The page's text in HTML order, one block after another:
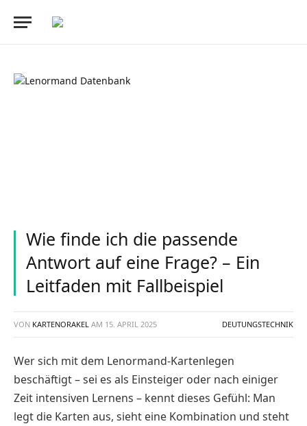
Wie finde ich die passende
Antwort auf eine Frage? – Ein
Leitfaden mit Fallbeispiel
VON KARTENORAKEL AM 15. APRIL 2025 DEUTUNGSTECHNIK
Wer sich mit dem Lenormand-Kartenlegen
beschäftigt – sei es als Einsteiger oder nach einiger
Zeit intensiven Lernens – kennt dieses Gefühl: Man
legt die Karten aus, sieht eine Kombination und steht